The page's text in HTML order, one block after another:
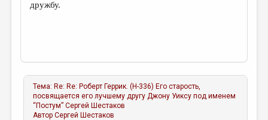
дружбу.
Тема: Re: Re: Роберт Геррик. (Н-336) Его старость,
посвящается его лучшему другу Джону Уиксу под именем
“Постум” Сергей Шестаков
АвторСергей Шестаков